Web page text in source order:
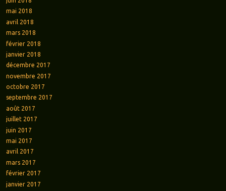
mai 2018
avril 2018
mars 2018
février 2018
janvier 2018
décembre 2017
novembre 2017
octobre 2017
septembre 2017
août 2017
juillet 2017
juin 2017
mai 2017
avril 2017
mars 2017
février 2017
janvier 2017